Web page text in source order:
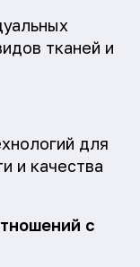
тканей и
для
и качества
с